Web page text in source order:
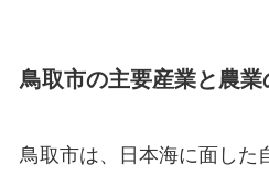
鳥取市の主要産業と農業
鳥取市は、日本海に面した